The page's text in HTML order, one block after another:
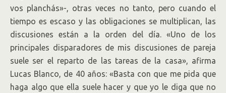
vos planchás»-, otras veces no tanto, pero cuando el
tiempo es escaso y las obligaciones se multiplican, las
discusiones están a la orden del día. «Uno de los
principales disparadores de mis discusiones de pareja
suele ser el reparto de las tareas de la casa», afirma
Lucas Blanco, de 40 años: «Basta con que me pida que
haga algo que ella suele hacer y que yo le diga que no